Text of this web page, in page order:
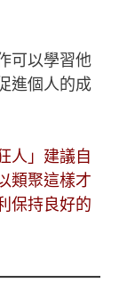
可以學習他
進個人的成
人 」建議自
類聚這樣才
保持良好的